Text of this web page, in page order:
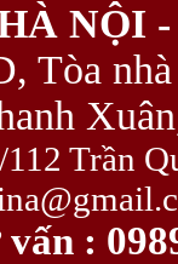
NỘI
Tòa
Trần
: